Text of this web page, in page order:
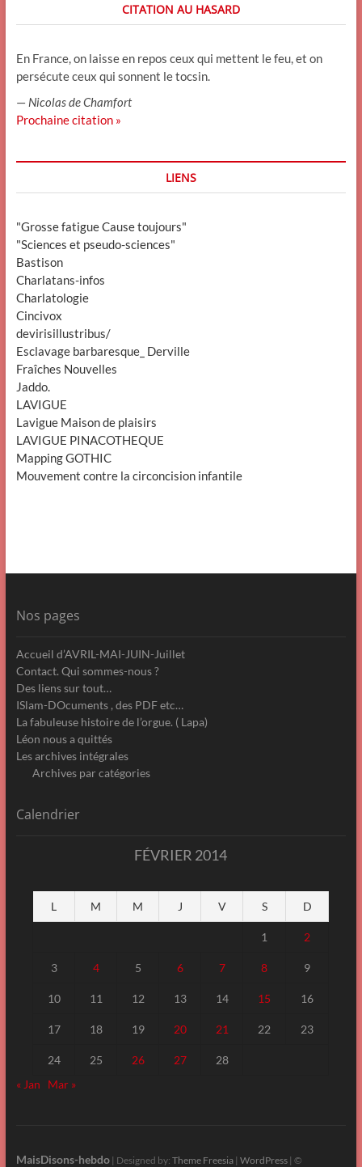
CITATION AU HASARD
En France, on laisse en repos ceux qui mettent le feu, et on
persécute ceux qui sonnent le tocsin.
— Nicolas de Chamfort
Prochaine citation »
LIENS
"Grosse fatigue Cause toujours"
"Sciences et pseudo-sciences"
Bastison
Charlatans-infos
Charlatologie
Cincivox
devirisillustribus/
Esclavage barbaresque_ Derville
Fraîches Nouvelles
Jaddo.
LAVIGUE
Lavigue Maison de plaisirs
LAVIGUE PINACOTHEQUE
Mapping GOTHIC
Mouvement contre la circoncision infantile
Nos pages
Accueil d’AVRIL-MAI-JUIN-Juillet
Contact. Qui sommes-nous ?
Des liens sur tout…
ISlam-DOcuments , des PDF etc…
La fabuleuse histoire de l’orgue. ( Lapa)
Léon nous a quittés
Les archives intégrales
Archives par catégories
Calendrier
FÉVRIER 2014
L M M J V S D
1 2
3 4 5 6 7 8 9
10 11 12 13 14 15 16
17 18 19 20 21 22 23
24 25 26 27
28
« Jan
Mar »
MaisDisons-hebdo| Designed by: Theme Freesia| WordPress| ©